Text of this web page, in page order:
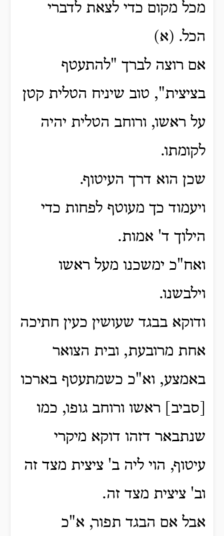
מכל מקום כדי לצאת לדברי
הכל. (א)
אם רוצה לברך "להתעטף
בציצית", טוב שיניח הטלית קטן
על ראשו, ורוחב הטלית יהיה
לקומתו.
שכן הוא דרך העיטוף.
ויעמוד כך מעוטף לפחות כדי
הילוך ד' אמות.
ואח"כ ימשכנו מעל ראשו
וילבשנו.
ודוקא בבגד שעושין כעין חתיכה
אחת מרובעת, ובית הצואר
באמצע, וא"כ כשמתעטף בארכו
[סביב] ראשו ורוחב גופו, כמו
שנתבאר דזהו דוקא מיקרי
עיטוף, הוי ליה ב' ציצית מצד זה
וב' ציצית מצד זה.
אבל אם הבגד תפור, א"כ